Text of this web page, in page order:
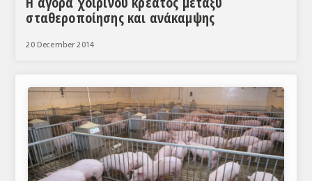
ΣΥΝΕΝΤΕΥΞΕΙΣ
ΘΕΜΑΤΑ
ΚΟΣΜΟΣ
ΕΙΔΗΣΕΙΣ
ΕΥΡΩΠΑΪΚΕΣ ΑΠΟΦΑΣΕΙΣ
σταθεροποίησης και ανάκαμψης
20 December 2014